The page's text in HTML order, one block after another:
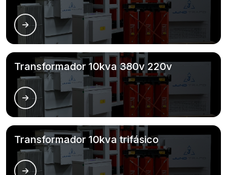
Transformador 10kva 380v 220v
Transformador 10kva trifásico